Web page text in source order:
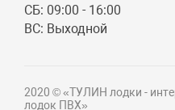
СБ: 09:00 - 16:00
ВС: Выходной
2020 © «ТУЛИН лодки -
лодок ПВХ»